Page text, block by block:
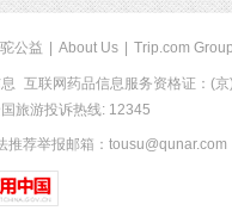
公益 About Us Trip.com Group
互联网药品信息服务资格证：(
旅游投诉热线: 12345
推荐举报邮箱：tousu@qunar.com